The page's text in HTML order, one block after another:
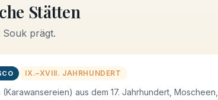
Stätten
Souk prägt.
IX.–XVIII. JAHRHUNDERT
aus dem 17. Jahrhundert,